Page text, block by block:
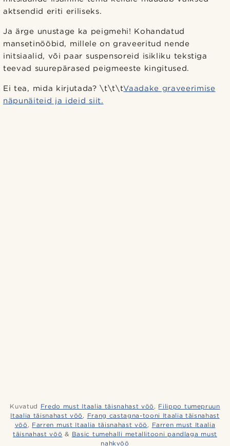
aktsendid eriti eriliseks.
Ja ärge unustage ka peigmehi! Kohandatud
mansetinööbid, millele on graveeritud nende
initsiaalid, või paar suspensoreid isikliku tekstiga
teevad suurepärased peigmeeste kingitused.
Ei tea, mida kirjutada? \t\t\tVaadake graveerimise
näpunäiteid ja ideid siit.
Kuvatud Fredo must Itaalia täisnahast vöö , Filippo tumepruun
Itaalia täisnahast vöö , Frang castagna-tooni Itaalia täisnahast
vöö , Farren must Itaalia täisnahast vöö , Farren must Itaalia
täisnahast vöö & Basic tumehalli metallitooni pandlaga must
nahkvöö